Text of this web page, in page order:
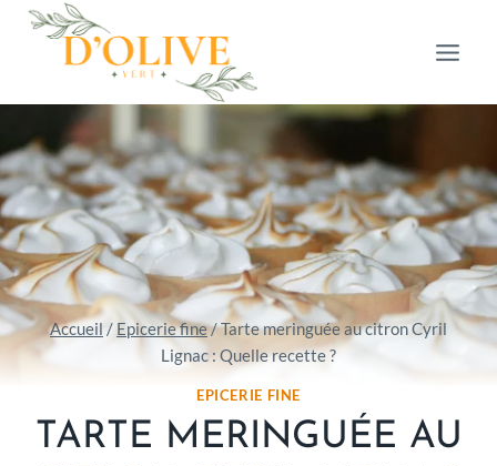
Aller
Accueil / Epicerie fine/Tarte meringuée au citron Cyril
Lignac : Quelle recette ?
EPICERIE FINE
TARTE MERINGUÉE AU